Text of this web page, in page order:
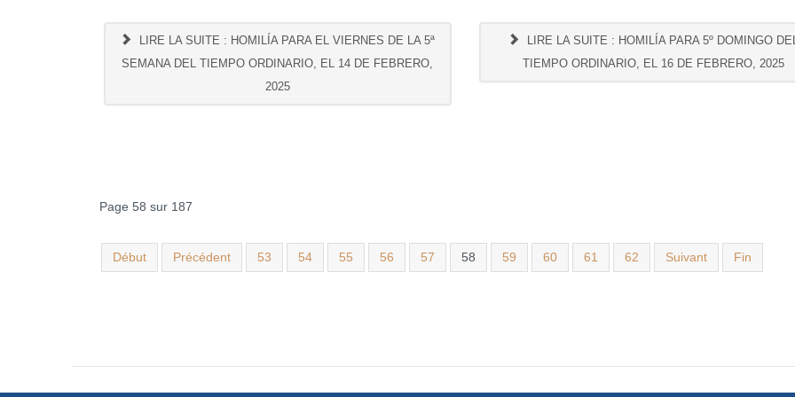
LIRE LA SUITE : HOMILÍA PARA EL VIERNES DE LA 5ª
SEMANA DEL TIEMPO ORDINARIO, EL 14 DE FEBRERO,
2025
LIRE LA SUITE : HOMILÍA PARA 5º DOMINGO
TIEMPO ORDINARIO, EL 16 DE FEBRERO, 2025
Page 58 sur 187
Début Précédent 53 54 55 56 57 58 59 60 61 62 Suivant Fin